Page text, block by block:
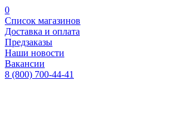
0
Список магазинов
Доставка и оплата
Предзаказы
Наши новости
Вакансии
8 (800) 700-44-41